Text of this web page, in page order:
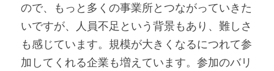
ので、もっと多くの事業所とつながっていきた
いですが、人員不足という背景もあり、難しさ
も感じています。規模が大きくなるにつれて参
加してくれる企業も増えています。参加のバリ